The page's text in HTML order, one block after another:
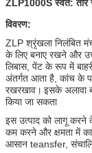
ZLP1000S स्वत: तार
विवरण:
ZLP श्रृंखला निलंबित
के लिए बनाए रखने और
लिबास, पेंट के रूप में
अंतर्गत आता है, कांच के
रखरखाव। इसके अलावा
किया जा सकता
इस उत्पाद को लागू
कम करने और क्षमता में
आसान teansfer,